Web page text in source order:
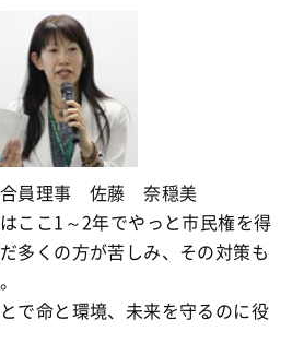
合員理事 佐藤 奈穏美
ここ1～2年でやっと市民権を得
多くの方が苦しみ、その対策も
で命と環境、未来を守るのに役